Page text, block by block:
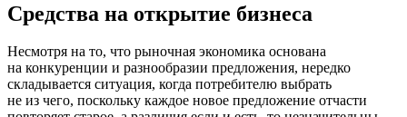
Средства на открытие бизнеса
Несмотря на то, что рыночная экономика основана
на конкуренции и разнообразии предложения, нередко
складывается ситуация, когда потребителю выбрать
не из чего, поскольку каждое новое предложение отчасти